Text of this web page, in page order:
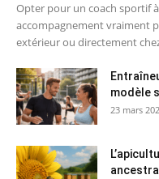
Opter pour un coach sportif à
accompagnement vraiment
extérieur ou directement
modèle
23 mars